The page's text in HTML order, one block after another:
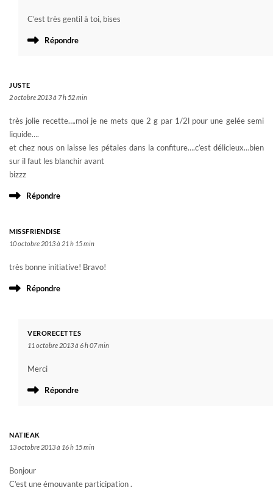
C’est très gentil à toi, bises
Répondre
JUSTE
2 octobre 2013 à 7 h 52 min
très jolie recette….moi je ne mets que 2 g par 1/2l pour une gelée semi
liquide….
et chez nous on laisse les pétales dans la confiture….c’est délicieux…bien
sur il faut les blanchir avant
bizzz
Répondre
MISSFRIENDISE
10 octobre 2013 à 21 h 15 min
très bonne initiative! Bravo!
Répondre
VERORECETTES
11 octobre 2013 à 6 h 07 min
Merci
Répondre
NATIEAK
13 octobre 2013 à 16 h 15 min
Bonjour
C’est une émouvante participation .